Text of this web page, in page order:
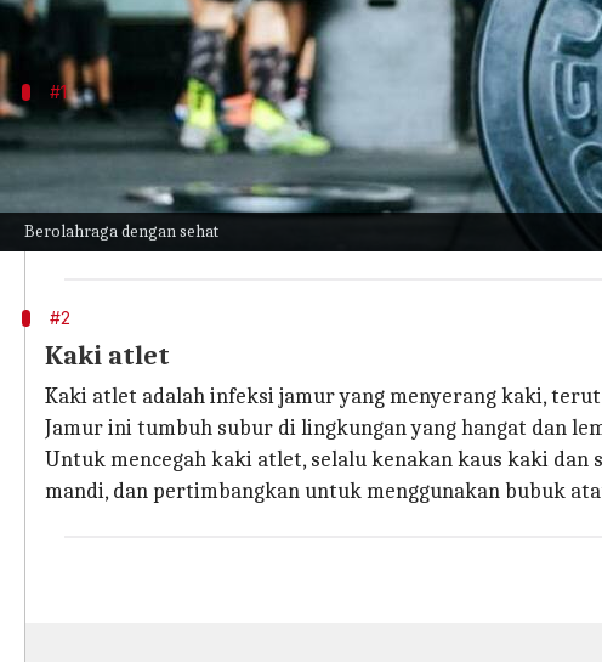
Berolahraga dengan sehat
#1
Kurap
Kurap adalah infeksi jamur yang sangat menular yang
Kurap dapat ditularkan melalui kontak langsung dengan
Untuk mencegah kurap, jagalah praktik kebersihan yang
#2
Kaki atlet
Kaki atlet adalah infeksi jamur yang menyerang kaki,
Jamur ini tumbuh subur di lingkungan yang hangat dan
Untuk mencegah kaki atlet, selalu kenakan kaus kaki
mandi, dan pertimbangkan untuk menggunakan bubuk